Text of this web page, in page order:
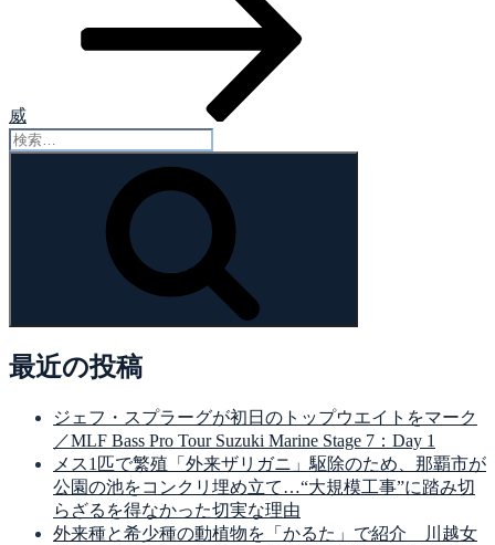
威
検
最近の投稿
ジェフ・スプラーグが初日のトップウエイトをマーク
／MLF Bass Pro Tour Suzuki Marine Stage 7：Day 1
メス1匹で繁殖「外来ザリガニ」駆除のため、那覇市が
公園の池をコンクリ埋め立て…“大規模工事”に踏み切
らざるを得なかった切実な理由
外来種と希少種の動植物を「かるた」で紹介 川越女